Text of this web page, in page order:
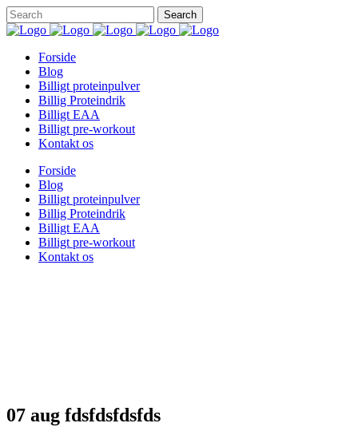
Forside
Blog
Billigt proteinpulver
Billig Proteindrik
Billigt EAA
Billigt pre-workout
Kontakt os
Forside
Blog
Billigt proteinpulver
Billig Proteindrik
Billigt EAA
Billigt pre-workout
Kontakt os
07 aug fdsfdsfdsfds